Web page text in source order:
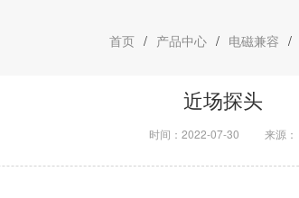
首页 / 产品中心 / 电磁兼容 /
近场探头
时间：2022-07-30 来源：